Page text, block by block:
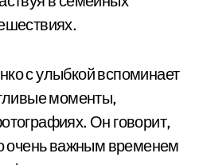
с улыбкой вспоминает
моменты,
Он говорит,
очень важным временем